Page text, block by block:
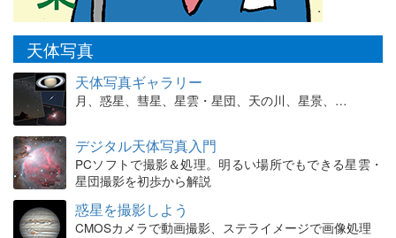
天体写真
天体写真ギャラリー
月、惑星、彗星、星雲・星団、天の川、星景、…
デジタル天体写真入門
PCソフトで撮影＆処理。明るい場所でもできる星雲・
星団撮影を初歩から解説
惑星を撮影しよう
CMOSカメラで動画撮影、ステライメージで画像処理